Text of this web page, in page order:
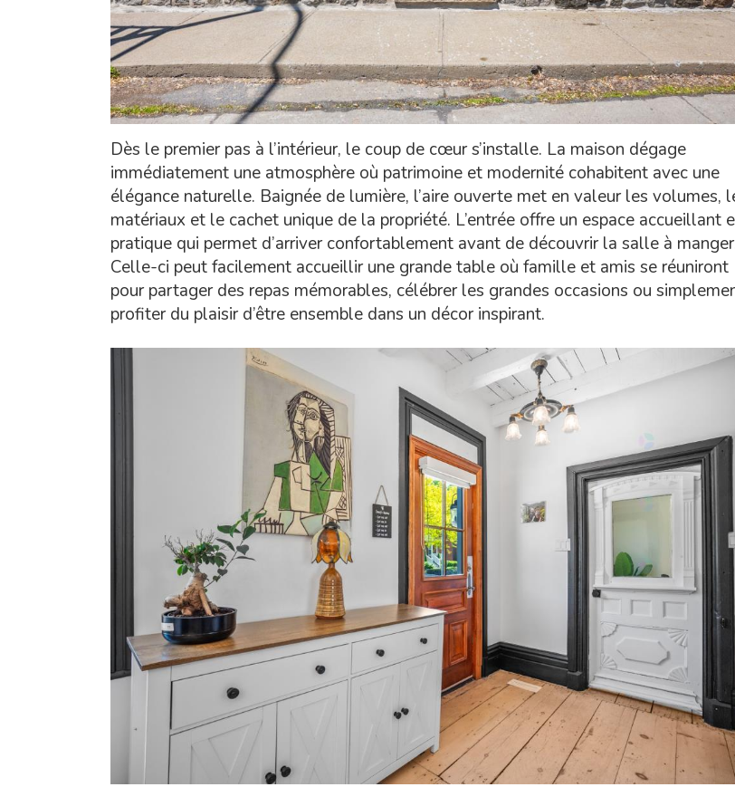
Dès le premier pas à l’intérieur, le coup de cœur s’installe. La maison dégage
immédiatement une atmosphère où patrimoine et modernité cohabitent avec une
élégance naturelle. Baignée de lumière, l’aire ouverte met en valeur les volumes,
matériaux et le cachet unique de la propriété. L’entrée offre un espace accueillant
pratique qui permet d’arriver confortablement avant de découvrir la salle à
Celle-ci peut facilement accueillir une grande table où famille et amis se réuniront
pour partager des repas mémorables, célébrer les grandes occasions ou
profiter du plaisir d’être ensemble dans un décor inspirant.